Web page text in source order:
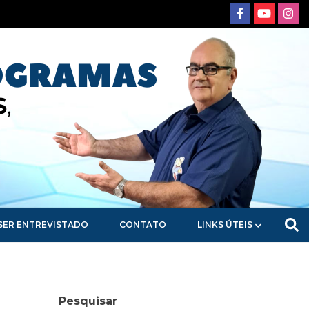
ENTREVISTADO CONTATO LINKS ÚTEIS
Pesquisar